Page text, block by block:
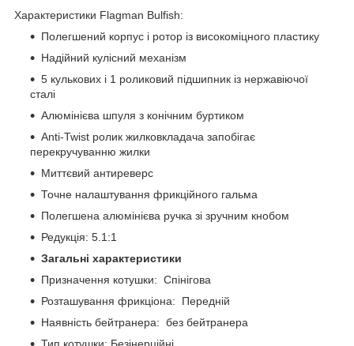
Характеристики Flagman Bulfish:
Полегшений корпус і ротор із високоміцного пластику
Надійний кулісний механізм
5 кулькових і 1 роликовий підшипник із нержавіючої
сталі
Алюмінієва шпуля з конічним буртиком
Anti-Twist ролик жилковкладача запобігає
перекручуванню жилки
Миттєвий антиреверс
Точне налаштування фрикційного гальма
Полегшена алюмінієва ручка зі зручним кнобом
Редукція: 5.1:1
Загальні характеристики
Призначення котушки: Спінігова
Розташування фрикціона: Передній
Наявність бейтранера: без бейтранера
Тип котушки: Безінерційні